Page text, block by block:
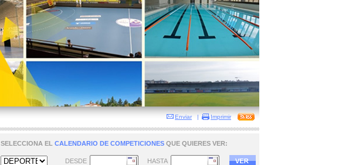
Enviar | Imprimir
SELECCIONA EL CALENDARIO DE COMPETICIONES QUE QUIERES VER:
DESDE HASTA